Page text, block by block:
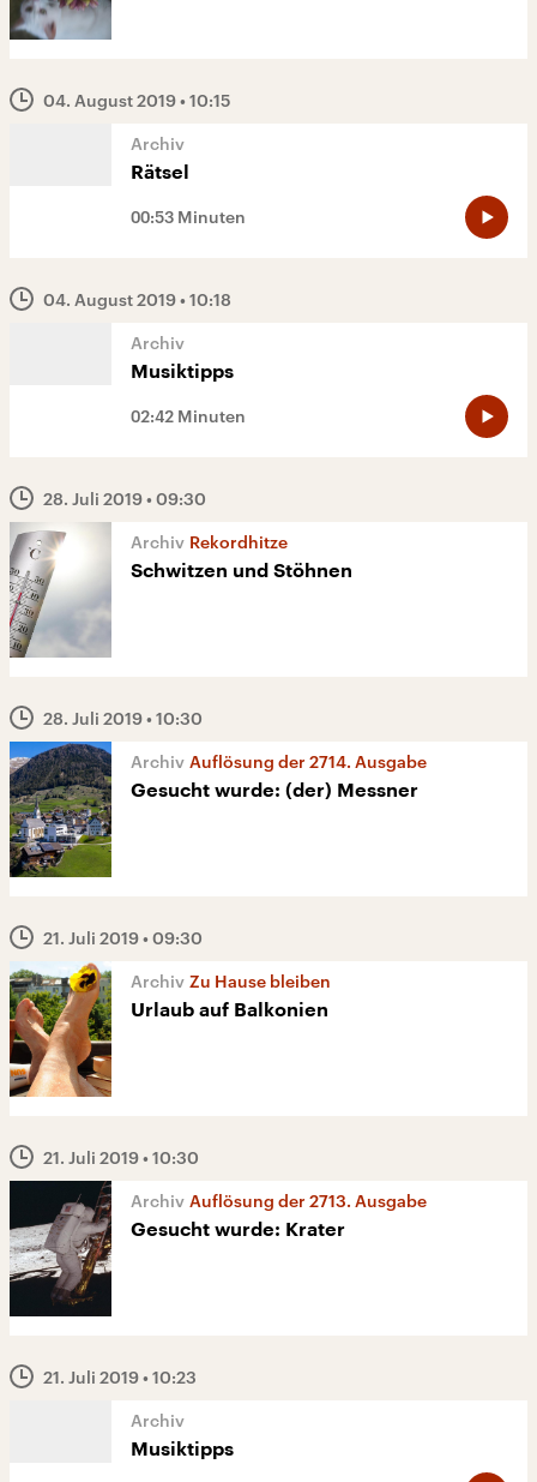
04. August 2019• 10:15
Rätsel
00:53 Minuten
04. August 2019• 10:18
Musiktipps
02:42 Minuten
28. Juli 2019• 09:30
Rekordhitze
Schwitzen und Stöhnen
28. Juli 2019• 10:30
Auflösung der 2714. Ausgabe
Gesucht wurde: (der) Messner
21. Juli 2019• 09:30
Zu Hause bleiben
Urlaub auf Balkonien
21. Juli 2019• 10:30
Auflösung der 2713. Ausgabe
Gesucht wurde: Krater
21. Juli 2019• 10:23
Musiktipps